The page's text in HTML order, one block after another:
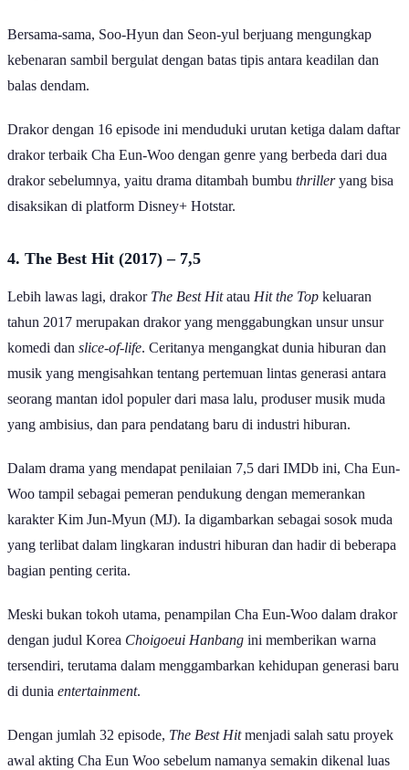
Bersama-sama, Soo-Hyun dan Seon-yul berjuang mengungkap
kebenaran sambil bergulat dengan batas tipis antara keadilan dan
balas dendam.
Drakor dengan 16 episode ini menduduki urutan ketiga dalam daftar
drakor terbaik Cha Eun-Woo dengan genre yang berbeda dari dua
drakor sebelumnya, yaitu drama ditambah bumbu thrilleryang bisa
disaksikan di platform Disney+ Hotstar.
4. The Best Hit (2017) – 7,5
Lebih lawas lagi, drakor The Best Hitatau Hit the Top keluaran
tahun 2017 merupakan drakor yang menggabungkan unsur unsur
komedi dan slice-of-life. Ceritanya mengangkat dunia hiburan dan
musik yang mengisahkan tentang pertemuan lintas generasi antara
seorang mantan idol populer dari masa lalu, produser musik muda
yang ambisius, dan para pendatang baru di industri hiburan.
Dalam drama yang mendapat penilaian 7,5 dari IMDb ini, Cha Eun-
Woo tampil sebagai pemeran pendukung dengan memerankan
karakter Kim Jun-Myun (MJ). Ia digambarkan sebagai sosok muda
yang terlibat dalam lingkaran industri hiburan dan hadir di beberapa
bagian penting cerita.
Meski bukan tokoh utama, penampilan Cha Eun-Woo dalam drakor
dengan judul Korea Choigoeui Hanbang ini memberikan warna
tersendiri, terutama dalam menggambarkan kehidupan generasi baru
di dunia entertainment.
Dengan jumlah 32 episode, The Best Hitmenjadi salah satu proyek
awal akting Cha Eun Woo sebelum namanya semakin dikenal luas